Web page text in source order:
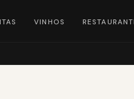
VINHOS